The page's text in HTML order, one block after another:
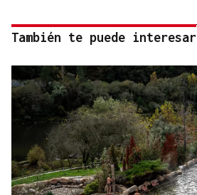
También te puede interesar